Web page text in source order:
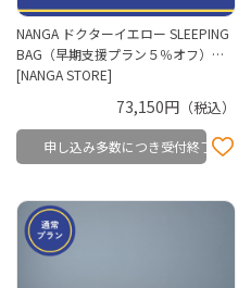
NANGA ドクターイエロー SLEEPING
BAG（早期支援プラン５％オフ）…
[NANGA STORE]
73,150円（税込）
申し込み多数につき受付終了